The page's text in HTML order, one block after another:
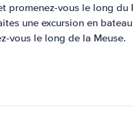
promenez-vous le long du
une excursion en
vous le long de la Meuse.